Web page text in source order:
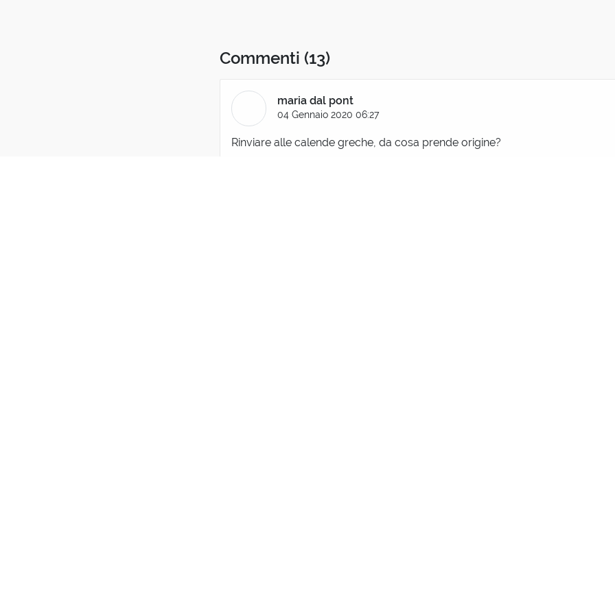
Commenti (13)
maria dal pont
04 Gennaio 2020 06:27
Rinviare alle calende greche, da cosa prende origine?